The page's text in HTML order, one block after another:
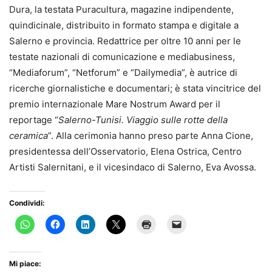
Dura, la testata Puracultura, magazine indipendente,
quindicinale, distribuito in formato stampa e digitale a
Salerno e provincia. Redattrice per oltre 10 anni per le
testate nazionali di comunicazione e mediabusiness,
“Mediaforum”, “Netforum” e “Dailymedia”, è autrice di
ricerche giornalistiche e documentari; è stata vincitrice del
premio internazionale Mare Nostrum Award per il
reportage “Salerno-Tunisi. Viaggio sulle rotte della
ceramica”. Alla cerimonia hanno preso parte Anna Cione,
presidentessa dell’Osservatorio, Elena Ostrica, Centro
Artisti Salernitani, e il vicesindaco di Salerno, Eva Avossa.
Condividi:
Mi piace: